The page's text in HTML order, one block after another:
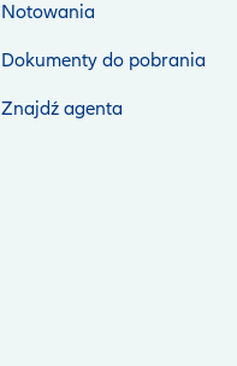
Notowania
Dokumenty do pobrania
Znajdź agenta